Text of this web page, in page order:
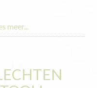
meer...